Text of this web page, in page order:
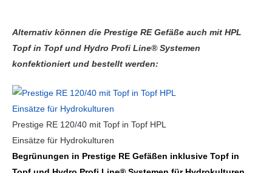
Alternativ können die Prestige RE Gefäße auch mit HPL
Topf in Topf und Hydro Profi Line® Systemen
konfektioniert und bestellt werden:
Prestige RE 120/40 mit Topf in Topf HPL
Einsätze für Hydrokulturen
Begrünungen in Prestige RE Gefäßen inklusive Topf in